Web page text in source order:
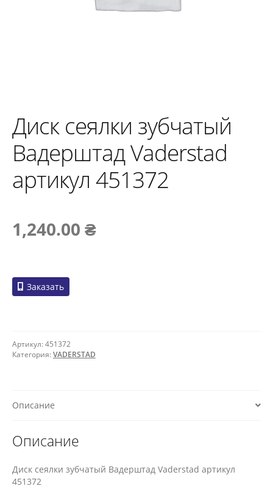
Диск сеялки зубчатый
Вадерштад Vaderstad
артикул 451372
1,240.00 ₴
Заказать
Артикул:451372
Категория:VADERSTAD
Описание
Описание
Диск сеялки зубчатый Вадерштад Vaderstad артикул
451372